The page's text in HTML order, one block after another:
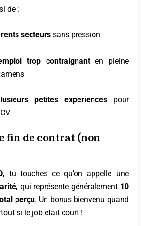
de :
secteurssans pression
trop contraignanten pleine
petites expériencespour
fin de contrat (non
, tu touches ce qu’on appelle une
, qui représente généralement 10
perçu. Un bonus bienvenu quand
si le job était court !